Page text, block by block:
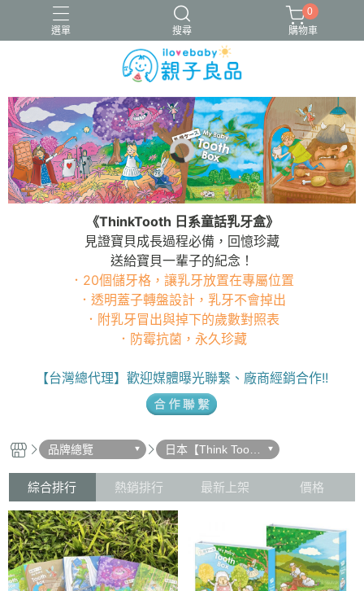
選單 搜尋
16吋腳踏車 ergobaby配件 寬口奶瓶
成長包巾卡片禮盒
竹纖維包巾
0
購物車
《ThinkTooth 日系童話乳牙盒》
見證寶貝成長過程必備，回憶珍藏
送給寶貝一輩子的紀念！
．20個儲牙格，讓乳牙放置在專屬位置
．透明蓋子轉盤設計，乳牙不會掉出
．附乳牙冒出與掉下的歲數對照表
．防霉抗菌，永久珍藏
【台灣總代理】歡迎媒體曝光聯繫、廠商經銷合作!!
品牌總覽
日本【Think Toot
h】
綜合排行 熱銷排行 最新上架 價格